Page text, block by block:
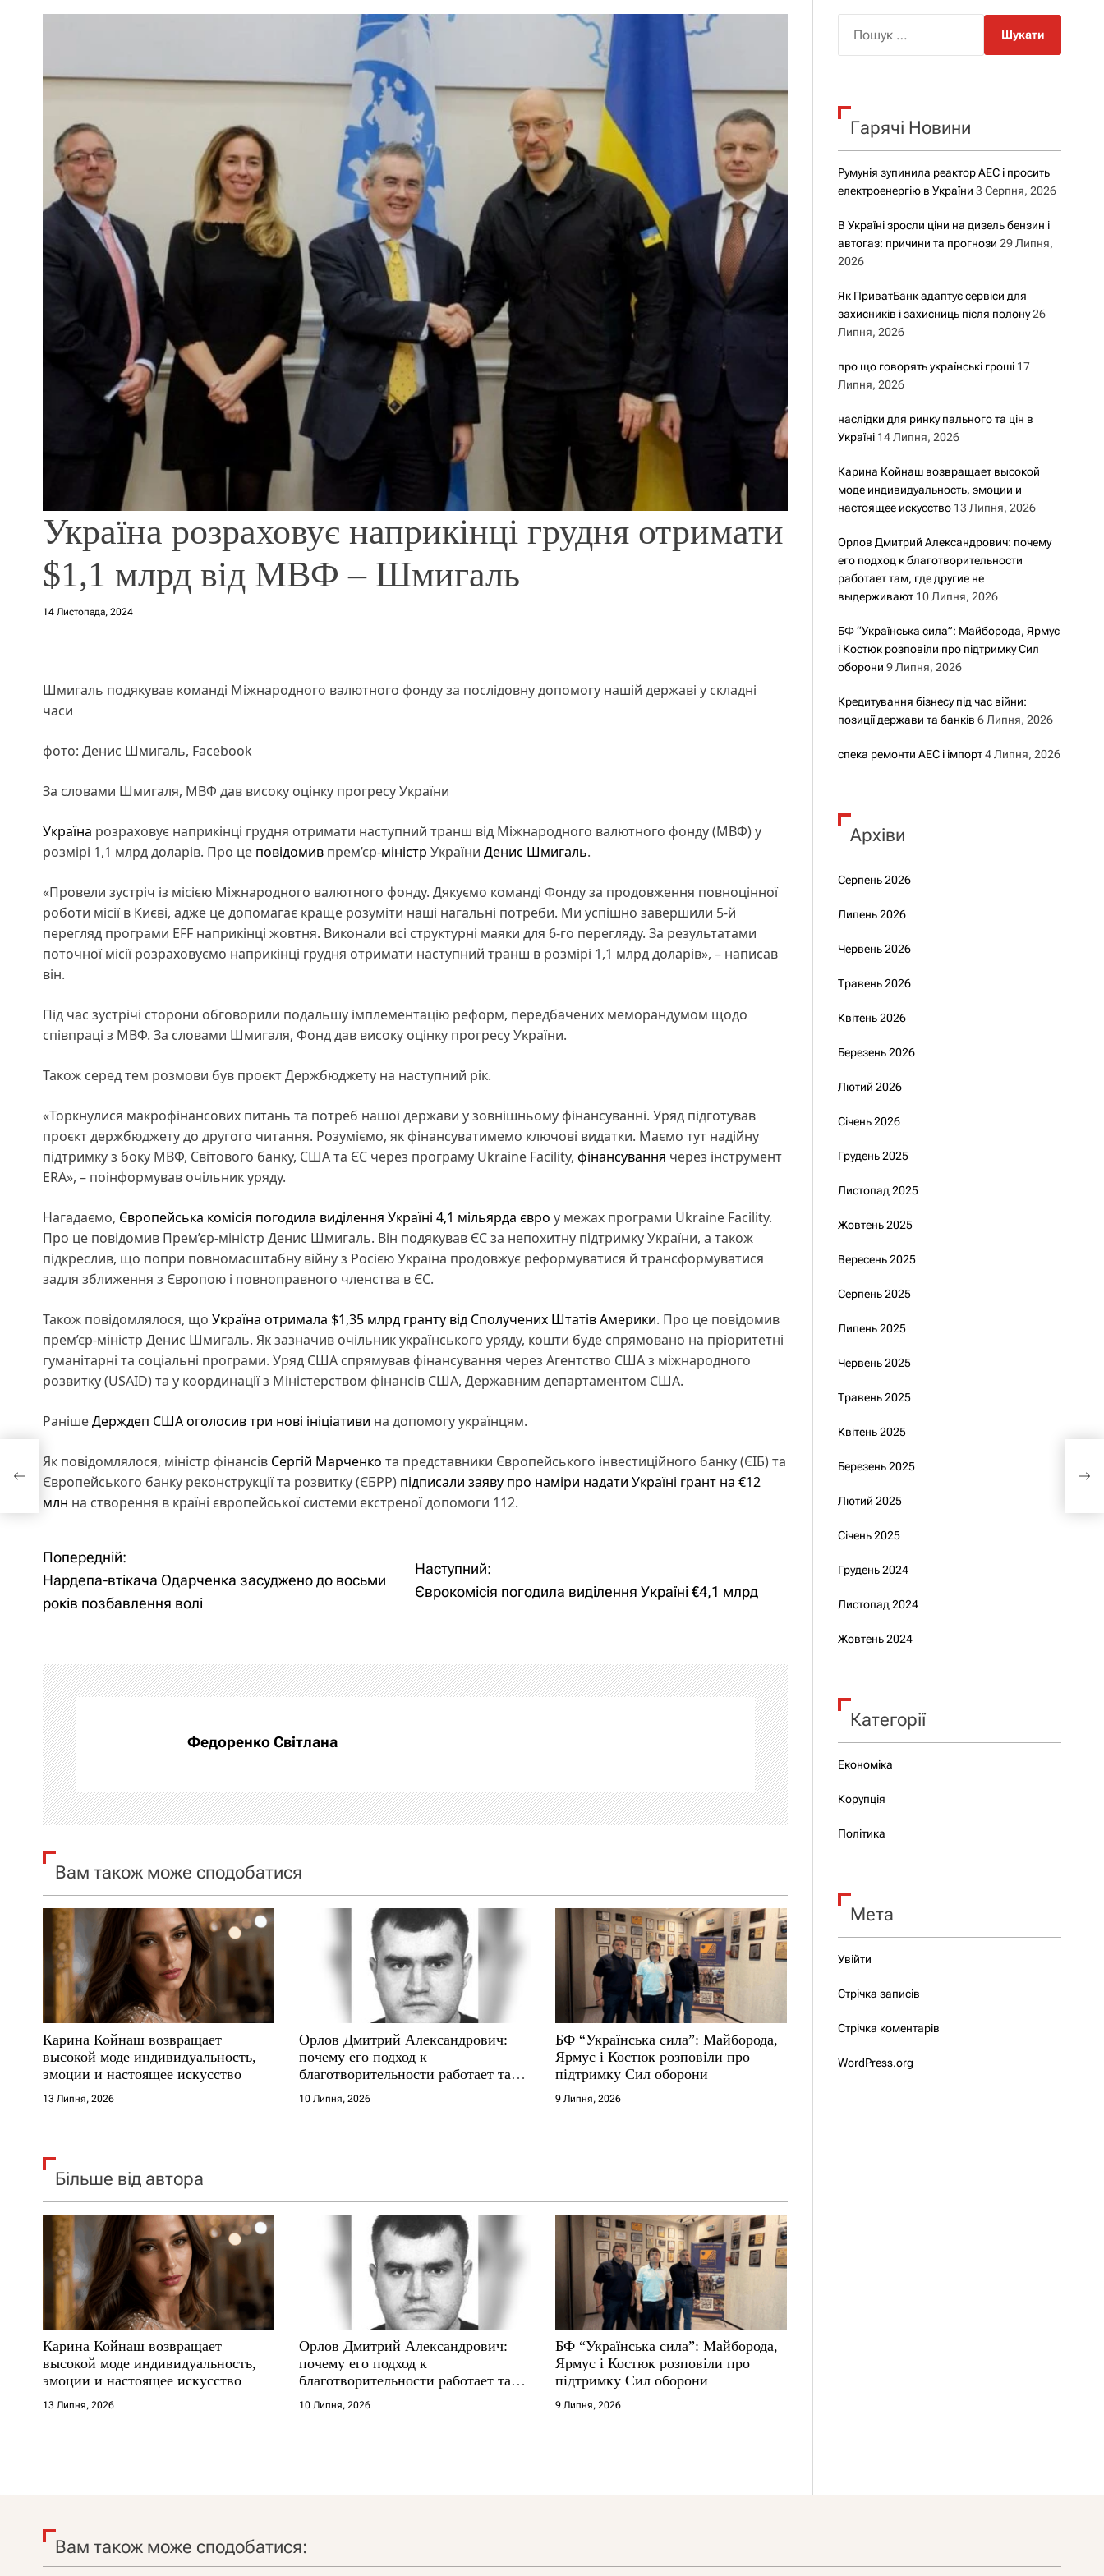
р
о
у
Україна розраховує наприкінці грудня отримати
$1,1 млрд від МВФ – Шмигаль
14 Листопада, 2024
Шмигаль подякував команді Міжнародного валютного фонду за послідовну допомогу нашій державі у складні
часи
фото: Денис Шмигаль, Facebook
За словами Шмигаля, МВФ дав високу оцінку прогресу України
Україна розраховує наприкінці грудня отримати наступний транш від Міжнародного валютного фонду (МВФ) у
розмірі 1,1 млрд доларів. Про це повідомив прем’єр-міністр України Денис Шмигаль.
«Провели зустріч із місією Міжнародного валютного фонду. Дякуємо команді Фонду за продовження повноцінної
роботи місії в Києві, адже це допомагає краще розуміти наші нагальні потреби. Ми успішно завершили 5-й
перегляд програми EFF наприкінці жовтня. Виконали всі структурні маяки для 6-го перегляду. За результатами
поточної місії розраховуємо наприкінці грудня отримати наступний транш в розмірі 1,1 млрд доларів», – написав
він.
Під час зустрічі сторони обговорили подальшу імплементацію реформ, передбачених меморандумом щодо
співпраці з МВФ. За словами Шмигаля, Фонд дав високу оцінку прогресу України.
Також серед тем розмови був проєкт Держбюджету на наступний рік.
«Торкнулися макрофінансових питань та потреб нашої держави у зовнішньому фінансуванні. Уряд підготував
проєкт держбюджету до другого читання. Розуміємо, як фінансуватимемо ключові видатки. Маємо тут надійну
підтримку з боку МВФ, Світового банку, США та ЄС через програму Ukraine Facility, фінансування через інструмент
ERA», – поінформував очільник уряду.
Нагадаємо, Європейська комісія погодила виділення Україні 4,1 мільярда євро у межах програми Ukraine Facility.
Про це повідомив Прем’єр-міністр Денис Шмигаль. Він подякував ЄС за непохитну підтримку України, а також
підкреслив, що попри повномасштабну війну з Росією Україна продовжує реформуватися й трансформуватися
задля зближення з Європою і повноправного членства в ЄС.
Також повідомлялося, що Україна отримала $1,35 млрд гранту від Сполучених Штатів Америки. Про це повідомив
прем’єр-міністр Денис Шмигаль. Як зазначив очільник українського уряду, кошти буде спрямовано на пріоритетні
гуманітарні та соціальні програми. Уряд США спрямував фінансування через Агентство США з міжнародного
розвитку (USAID) та у координації з Міністерством фінансів США, Державним департаментом США.
РанішеДерждеп США оголосив три нові ініціативи на допомогу українцям.
Як повідомлялося, міністр фінансів Сергій Марченко та представники Європейського інвестиційного банку (ЄІБ) та
Європейського банку реконструкції та розвитку (ЄБРР) підписали заяву про наміри надати Україні грант на €12
млн на створення в країні європейської системи екстреної допомоги 112.
Н
а
і
г
а
ц
і
я
а
п
с
і
в
Попередній:
Нардепа-втікача Одарченка засуджено до восьми
років позбавлення волі
Наступний:
Єврокомісія погодила виділення Україні €4,1 млрд
Федоренко Світлана
Вам також може сподобатися
Карина Койнаш возвращает
высокой моде индивидуальность,
эмоции и настоящее искусство
13 Липня, 2026
Орлов Дмитрий Александрович:
почему его подход к
благотворительности работает там,
где другие не выдерживают
10 Липня, 2026
БФ “Українська сила”: Майборода,
Ярмус і Костюк розповіли про
підтримку Сил оборони
9 Липня, 2026
Більше від автора
Карина Койнаш возвращает
высокой моде индивидуальность,
эмоции и настоящее искусство
13 Липня, 2026
Орлов Дмитрий Александрович:
почему его подход к
благотворительности работает там,
где другие не выдерживают
10 Липня, 2026
БФ “Українська сила”: Майборода,
Ярмус і Костюк розповіли про
підтримку Сил оборони
9 Липня, 2026
к
Гарячі Новини
Румунія зупинила реактор АЕС і просить
електроенергію в України 3 Серпня, 2026
В Україні зросли ціни на дизель бензин і
автогаз: причини та прогнози 29 Липня,
2026
Як ПриватБанк адаптує сервіси для
захисників і захисниць після полону 26
Липня, 2026
про що говорять українські гроші 17
Липня, 2026
наслідки для ринку пального та цін в
Україні 14 Липня, 2026
Карина Койнаш возвращает высокой
моде индивидуальность, эмоции и
настоящее искусство 13 Липня, 2026
Орлов Дмитрий Александрович: почему
его подход к благотворительности
работает там, где другие не
выдерживают 10 Липня, 2026
БФ “Українська сила”: Майборода, Ярмус
і Костюк розповіли про підтримку Сил
оборони 9 Липня, 2026
Кредитування бізнесу під час війни:
позиції держави та банків 6 Липня, 2026
спека ремонти АЕС і імпорт 4 Липня, 2026
Архіви
Серпень 2026
Липень 2026
Червень 2026
Травень 2026
Квітень 2026
Березень 2026
Лютий 2026
Січень 2026
Грудень 2025
Листопад 2025
Жовтень 2025
Вересень 2025
Серпень 2025
Липень 2025
Червень 2025
Травень 2025
Квітень 2025
Березень 2025
Лютий 2025
Січень 2025
Грудень 2024
Листопад 2024
Жовтень 2024
Категорії
Економіка
Корупція
Політика
Мета
Увійти
Стрічка записів
Стрічка коментарів
WordPress.org
Вам також може сподобатися: